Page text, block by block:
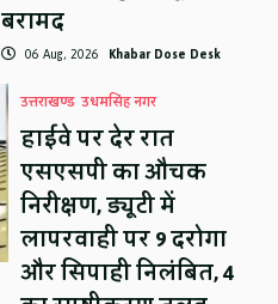
बरामद
06 Aug, 2026 Khabar Dose Desk
उत्तराखण्ड उधमसिंह नगर
हाईवे पर देर रात
एसएसपी का औचक
निरीक्षण, ड्यूटी में
लापरवाही पर 9 दरोगा
और सिपाही निलंबित, 4